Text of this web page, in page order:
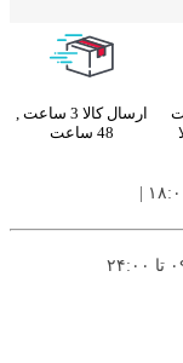
ارسال کالا 3 ساعت ,
48 ساعت